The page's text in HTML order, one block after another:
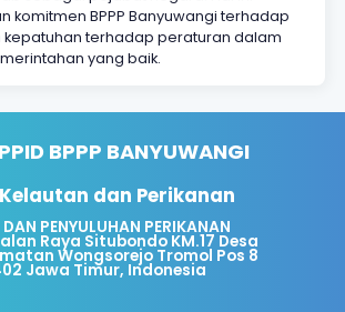
komitmen BPPP Banyuwangi terhadap
kepatuhan terhadap peraturan dalam
yang baik.
PPID BPPP BANYUWANGI
dan Perikanan
PENYULUHAN PERIKANAN
Raya Situbondo KM.17 Desa
Wongsorejo Tromol Pos 8
Jawa Timur, Indonesia